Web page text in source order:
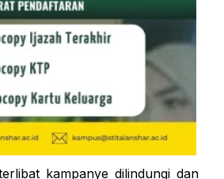
kampanye dilindungi dan